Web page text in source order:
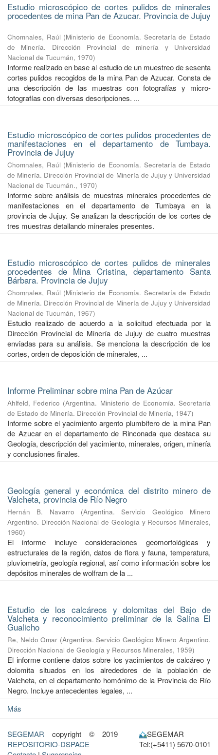
Estudio microscópico de cortes pulidos de minerales
procedentes de mina Pan de Azucar. Provincia de Jujuy
Chomnales, Raúl (Ministerio de Economía. Secretaría de Estado
de Minería. Dirección Provincial de minería y Universidad
Nacional de Tucumán, 1970)
Informe realizado en base al estudio de un muestreo de sesenta
cortes pulidos recogidos de la mina Pan de Azucar. Consta de
una descripción de las muestras con fotografías y micro-
fotografías con diversas descripciones. ...
Estudio microscópico de cortes pulidos procedentes de
manifestaciones en el departamento de Tumbaya.
Provincia de Jujuy
Chomnales, Raúl (Ministerio de Economía. Secretaría de Estado
de Minería. Dirección Provincial de Minería de Jujuy y Universidad
Nacional de Tucumán., 1970)
Informe sobre análisis de muestras minerales procedentes de
manifestaciones en el departamento de Tumbaya en la
provincia de Jujuy. Se analizan la descripción de los cortes de
tres muestras detallando minerales presentes.
Estudio microscópico de cortes pulidos de minerales
procedentes de Mina Cristina, departamento Santa
Bárbara. Provincia de Jujuy
Chomnales, Raúl (Ministerio de Economía. Secretaría de Estado
de Minería. Dirección Provincial de Minería de Jujuy y Universidad
Nacional de Tucumán, 1967)
Estudio realizado de acuerdo a la solicitud efectuada por la
Dirección Provincial de Minería de Jujuy de cuatro muestras
enviadas para su análisis. Se menciona la descripción de los
cortes, orden de deposición de minerales, ...
Informe Preliminar sobre mina Pan de Azúcar
Ahlfeld, Federico (Argentina. Ministerio de Economía. Secretaría
de Estado de Minería. Dirección Provincial de Minería, 1947)
Informe sobre el yacimiento argento plumbífero de la mina Pan
de Azucar en el departamento de Rinconada que destaca su
Geología, descripción del yacimiento, minerales, origen, minería
y conclusiones finales.
Geología general y económica del distrito minero de
Valcheta, provincia de Río Negro
Hernán B. Navarro (Argentina. Servicio Geológico Minero
Argentino. Dirección Nacional de Geología y Recursos Minerales,
1960)
El informe incluye consideraciones geomorfológicas y
estructurales de la región, datos de flora y fauna, temperatura,
pluviometría, geología regional, así como información sobre los
depósitos minerales de wolfram de la ...
Estudio de los calcáreos y dolomitas del Bajo de
Valcheta y reconocimiento preliminar de la Salina El
Gualicho
Re, Neldo Omar (Argentina. Servicio Geológico Minero Argentino.
Dirección Nacional de Geología y Recursos Minerales, 1959)
El informe contiene datos sobre los yacimientos de calcáreo y
dolomita situados en los alrededores de la población de
Valcheta, en el departamento homónimo de la Provincia de Río
Negro. Incluye antecedentes legales, ...
Más
SEGEMAR copyright © 2019
REPOSITORIO-DSPACE
SEGEMAR
Tel:(+5411) 5670-0101